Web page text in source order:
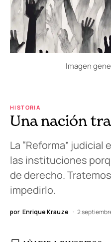
Imagen
HISTORIA
Una nación
La “Reforma” judicial
las instituciones
de derecho.
impedirlo.
por Enrique Krauze 2